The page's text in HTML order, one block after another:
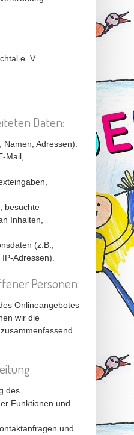
e. V.
Daten:
Adressen).
Mail,
besuchte
Inhalten,
(z.B.,
Adressen).
Personen
Onlineangebotes
wir die
des
Funktionen und
und